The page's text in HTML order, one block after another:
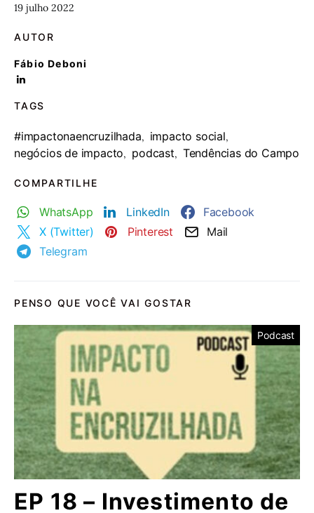
19 julho 2022
AUTOR
Fábio Deboni
TAGS
#impactonaencruzilhada, impacto social,
negócios de impacto, podcast, Tendências do Campo
COMPARTILHE
WhatsApp LinkedIn
Facebook
X (Twitter)
Pinterest
Mail
Telegram
PENSO QUE VOCÊ VAI GOSTAR
Podcast
EP 18 – Investimento de